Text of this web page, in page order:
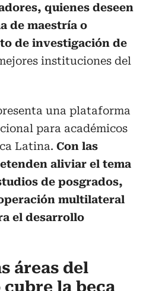
quienes deseen
de maestría o
de investigación de
instituciones del
una plataforma
para académicos
Latina. Con las
aliviar el tema
de posgrados,
multilateral
el desarrollo
áreas del
la beca